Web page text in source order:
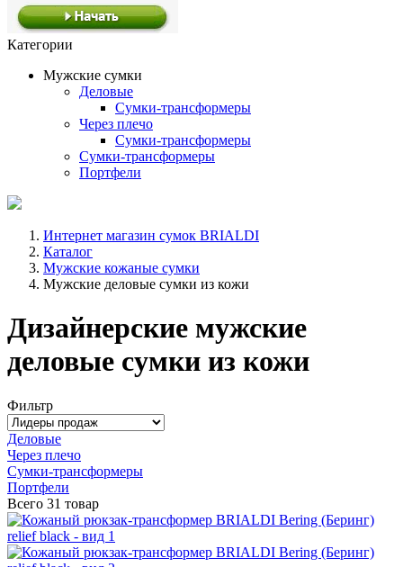
Категории
Мужские сумки
Деловые
Сумки-трансформеры
Через плечо
Сумки-трансформеры
Сумки-трансформеры
Портфели
Интернет магазин сумок BRIALDI
Каталог
Мужские кожаные сумки
Мужские деловые сумки из кожи
Дизайнерские мужские
деловые сумки из кожи
Фильтр
Деловые
Через плечо
Сумки-трансформеры
Портфели
Всего 31 товар